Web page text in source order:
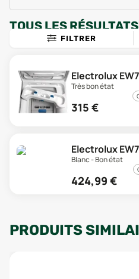
TOUS LES RÉSULTATS
FILTRER
Electrolux
Très bon état
315 €
Electrolux
Blanc - Bon état
424,99 €
PRODUITS